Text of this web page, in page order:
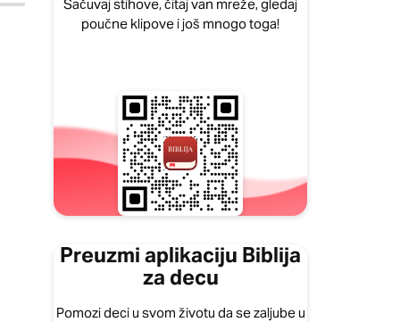
Sačuvaj stihove, čitaj van mreže, gledaj
poučne klipove i još mnogo toga!
Preuzmi aplikaciju Biblija
za decu
Pomozi deci u svom životu da se zaljube u